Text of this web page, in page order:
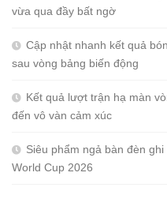
vừa qua đầy bất ngờ
Cập nhật nhanh kết quả
sau vòng bảng biến động
Kết quả lượt trận hạ màn
đến vô vàn cảm xúc
Siêu phẩm ngả bàn đèn
World Cup 2026